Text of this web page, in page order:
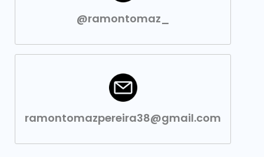
@ramontomaz_
ramontomazpereira38@gmail.com